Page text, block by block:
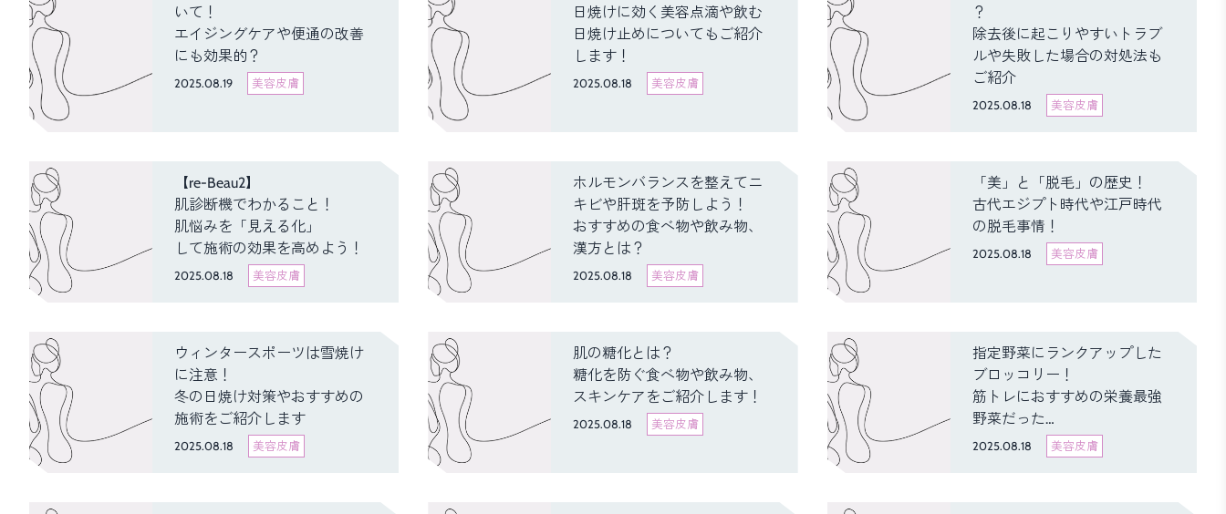
いて！
エイジングケアや便通の改善
にも効果的？
2025.08.19 美容皮膚
日焼けに効く美容点滴や飲む
日焼け止めについてもご紹介
します！
2025.08.18 美容皮膚
？
除去後に起こりやすいトラブ
ルや失敗した場合の対処法も
ご紹介
2025.08.18 美容皮膚
【re-Beau2】
肌診断機でわかること！
肌悩みを「見える化」
して施術の効果を高めよう！
2025.08.18 美容皮膚
ホルモンバランスを整えてニ
キビや肝斑を予防しよう！
おすすめの食べ物や飲み物、
漢方とは？
2025.08.18 美容皮膚
「美」と「脱毛」の歴史！
古代エジプト時代や江戸時代
の脱毛事情！
2025.08.18 美容皮膚
ウィンタースポーツは雪焼け
に注意！
冬の日焼け対策やおすすめの
施術をご紹介します
2025.08.18 美容皮膚
肌の糖化とは？
糖化を防ぐ食べ物や飲み物、
スキンケアをご紹介します！
2025.08.18 美容皮膚
指定野菜にランクアップした
ブロッコリー！
筋トレにおすすめの栄養最強
野菜だった…
2025.08.18 美容皮膚